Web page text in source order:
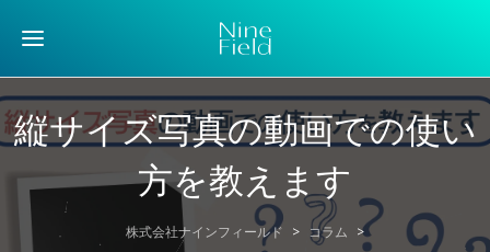
縦サイズ写真の動画での使い
方を教えます
株式会社ナインフィールド > コラム >